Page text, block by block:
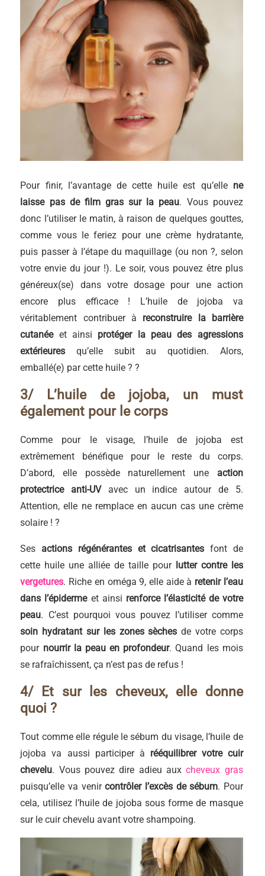
Pour finir, l’avantage de cette huile est qu’elle ne
laisse pas de film gras sur la peau. Vous pouvez
donc l’utiliser le matin, à raison de quelques gouttes,
comme vous le feriez pour une crème hydratante,
puis passer à l’étape du maquillage (ou non ?, selon
votre envie du jour !). Le soir, vous pouvez être plus
généreux(se) dans votre dosage pour une action
encore plus efficace ! L’huile de jojoba va
véritablement contribuer à reconstruire la barrière
cutanéeet ainsi protéger la peau des agressions
extérieures qu’elle subit au quotidien. Alors,
emballé(e) par cette huile ? ?
3/ L’huile de jojoba, un must
également pour le corps
Comme pour le visage, l’huile de jojoba est
extrêmement bénéfique pour le reste du corps.
D’abord, elle possède naturellement une action
protectrice anti-UVavec un indice autour de 5.
Attention, elle ne remplace en aucun cas une crème
solaire ! ?
Ses actions régénérantes et cicatrisantes font de
cette huile une alliée de taille pour lutter contre les
vergetures. Riche en oméga 9, elle aide à retenir l’eau
dans l’épidermeet ainsi renforce l’élasticité de votre
peau. C’est pourquoi vous pouvez l’utiliser comme
soin hydratant sur les zones sèches de votre corps
pour nourrir la peau en profondeur. Quand les mois
se rafraîchissent, ça n’est pas de refus !
4/ Et sur les cheveux, elle donne
quoi ?
Tout comme elle régule le sébum du visage, l’huile de
jojoba va aussi participer à rééquilibrer votre cuir
chevelu. Vous pouvez dire adieu auxcheveux gras
puisqu’elle va venircontrôler l’excès de sébum. Pour
cela, utilisez l’huile de jojoba sous forme de masque
sur le cuir chevelu avant votre shampoing.